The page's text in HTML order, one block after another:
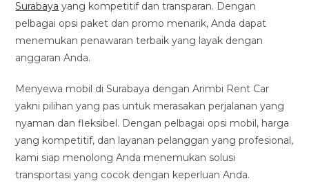
Surabaya yang kompetitif dan transparan. Dengan
pelbagai opsi paket dan promo menarik, Anda dapat
menemukan penawaran terbaik yang layak dengan
anggaran Anda.
Menyewa mobil di Surabaya dengan Arimbi Rent Car
yakni pilihan yang pas untuk merasakan perjalanan yang
nyaman dan fleksibel. Dengan pelbagai opsi mobil, harga
yang kompetitif, dan layanan pelanggan yang profesional,
kami siap menolong Anda menemukan solusi
transportasi yang cocok dengan keperluan Anda.